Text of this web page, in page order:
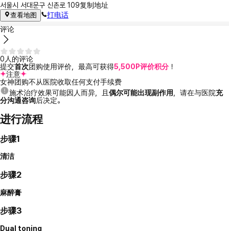
서울시 서대문구 신촌로 109复制地址
查看地图
打电话
评论
0人的评论
提交首次团购使用评价，最高可获得5,500P评价积分 ！
注意
女神团购不从医院收取任何支付手续费
施术治疗效果可能因人而异，且 偶尔可能出现副作用 ，请在与医院充
分沟通咨询后决定。
进行流程
步骤1
清洁
步骤2
麻醉膏
步骤3
Dual toning